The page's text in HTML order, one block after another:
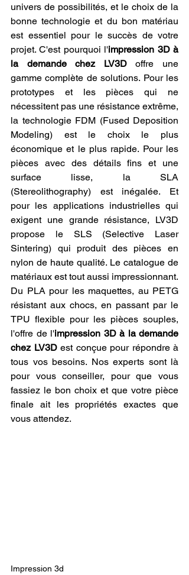
univers de possibilités, et le choix de la
bonne technologie et du bon matériau
est essentiel pour le succès de votre
projet. C'est pourquoi l'impression 3D à
la demande chez LV3D offre une
gamme complète de solutions. Pour les
prototypes et les pièces qui ne
nécessitent pas une résistance extrême,
la technologie FDM (Fused Deposition
Modeling) est le choix le plus
économique et le plus rapide. Pour les
pièces avec des détails fins et une
surface lisse, la SLA
(Stereolithography) est inégalée. Et
pour les applications industrielles qui
exigent une grande résistance, LV3D
propose le SLS (Selective Laser
Sintering) qui produit des pièces en
nylon de haute qualité. Le catalogue de
matériaux est tout aussi impressionnant.
Du PLA pour les maquettes, au PETG
résistant aux chocs, en passant par le
TPU flexible pour les pièces souples,
l'offre de l'impression 3D à la demande
chez LV3D est conçue pour répondre à
tous vos besoins. Nos experts sont là
pour vous conseiller, pour que vous
fassiez le bon choix et que votre pièce
finale ait les propriétés exactes que
vous attendez.
Impression 3d